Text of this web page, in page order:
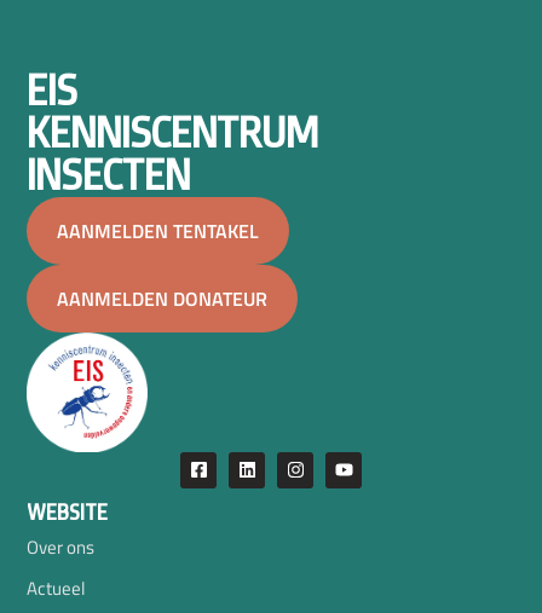
EIS
KENNISCENTRUM
INSECTEN
AANMELDEN TENTAKEL
AANMELDEN DONATEUR
WEBSITE
Over ons
Actueel